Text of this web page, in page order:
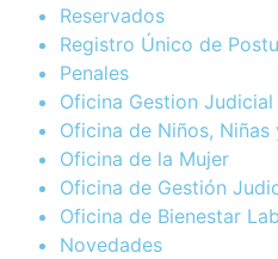
Reservados
Registro Único de
Penales
Oficina Gestion Judicial
Oficina de Niños,
Oficina de la Mujer
Oficina de Gestión
Oficina de Bienestar
Novedades